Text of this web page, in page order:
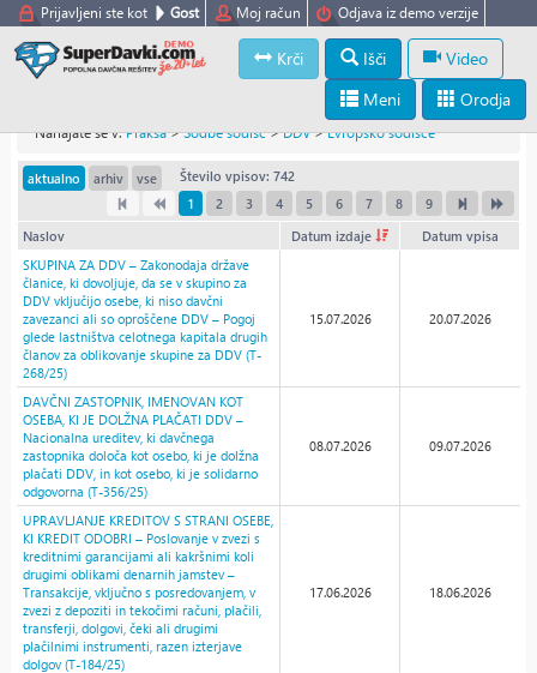
Prijavljeni ste kot Gost Moj račun Odjava iz demo verzije
Krči Išči
Video
Orodja
Meni
Nahajate se v:Praksa>Sodbe sodišč>DDV>Evropsko sodišče
aktualno arhiv vse
Število vpisov: 742
1
2 3 4 5 6 7 8 9
Naslov Datum izdaje
Datum vpisa
SKUPINA ZA DDV – Zakonodaja države
članice, ki dovoljuje, da se v skupino za
DDV vključijo osebe, ki niso davčni
zavezanci ali so oproščene DDV – Pogoj
glede lastništva celotnega kapitala drugih
članov za oblikovanje skupine za DDV (T-
268/25)
15.07.2026 20.07.2026
DAVČNI ZASTOPNIK, IMENOVAN KOT
OSEBA, KI JE DOLŽNA PLAČATI DDV –
Nacionalna ureditev, ki davčnega
zastopnika določa kot osebo, ki je dolžna
plačati DDV, in kot osebo, ki je solidarno
odgovorna (T-356/25)
08.07.2026 09.07.2026
UPRAVLJANJE KREDITOV S STRANI OSEBE,
KI KREDIT ODOBRI – Poslovanje v zvezi s
kreditnimi garancijami ali kakršnimi koli
drugimi oblikami denarnih jamstev –
Transakcije, vključno s posredovanjem, v
zvezi z depoziti in tekočimi računi, plačili,
transferji, dolgovi, čeki ali drugimi
plačilnimi instrumenti, razen izterjave
dolgov (T-184/25)
17.06.2026 18.06.2026